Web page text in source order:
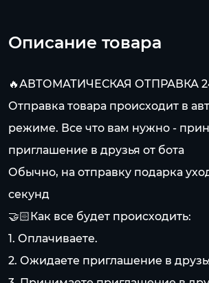
Описание товара
🔥АВТОМАТИЧЕСКАЯ ОТПРАВКА
Отправка товара происходит в
режиме. Все что вам нужно -
приглашение в друзья от бота
Обычно, на отправку подарка
секунд
🤝🏻Как все будет происходить:
1. Оплачиваете.
2. Ожидаете приглашение в